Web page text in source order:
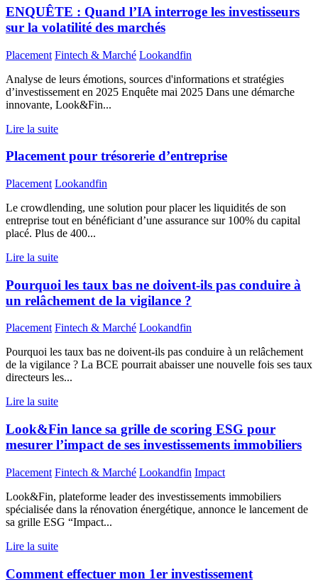
ENQUÊTE : Quand l’IA interroge les investisseurs
sur la volatilité des marchés
Placement Fintech & Marché Lookandfin
Analyse de leurs émotions, sources d'informations et stratégies
d’investissement en 2025 Enquête mai 2025 Dans une démarche
innovante, Look&Fin...
Lire la suite
Placement pour trésorerie d’entreprise
Placement Lookandfin
Le crowdlending, une solution pour placer les liquidités de son
entreprise tout en bénéficiant d’une assurance sur 100% du capital
placé. Plus de 400...
Lire la suite
Pourquoi les taux bas ne doivent-ils pas conduire à
un relâchement de la vigilance ?
Placement Fintech & Marché Lookandfin
Pourquoi les taux bas ne doivent-ils pas conduire à un relâchement
de la vigilance ? La BCE pourrait abaisser une nouvelle fois ses taux
directeurs les...
Lire la suite
Look&Fin lance sa grille de scoring ESG pour
mesurer l’impact de ses investissements immobiliers
Placement Fintech & Marché Lookandfin Impact
Look&Fin, plateforme leader des investissements immobiliers
spécialisée dans la rénovation énergétique, annonce le lancement de
sa grille ESG “Impact...
Lire la suite
Comment effectuer mon 1er investissement